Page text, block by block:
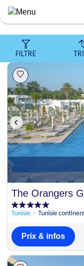
Aller
contenu
principal
FILTRE
The Orangers
Tunisie Tunisie
Prix & infos